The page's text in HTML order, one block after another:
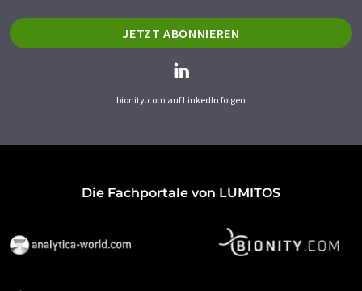
JETZT ABONNIEREN
bionity.com auf LinkedIn folgen
Die Fachportale von LUMITOS